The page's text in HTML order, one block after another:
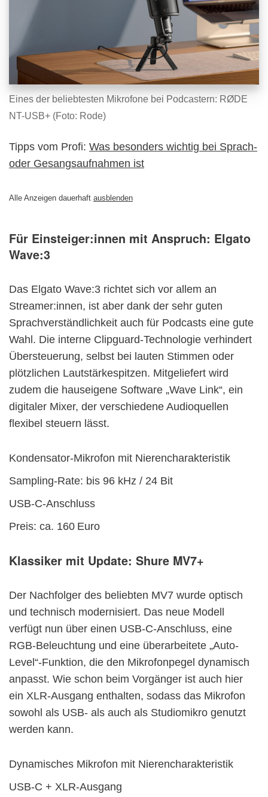
Eines der beliebtesten Mikrofone bei Podcastern: RØDE
NT-USB+ (Foto: Rode)
Tipps vom Profi: Was besonders wichtig bei Sprach-
oder Gesangsaufnahmen ist
Alle Anzeigen dauerhaft ausblenden
Für Einsteiger:innen mit Anspruch: Elgato
Wave:3
Das Elgato Wave:3 richtet sich vor allem an
Streamer:innen, ist aber dank der sehr guten
Sprachverständlichkeit auch für Podcasts eine gute
Wahl. Die interne Clipguard-Technologie verhindert
Übersteuerung, selbst bei lauten Stimmen oder
plötzlichen Lautstärkespitzen. Mitgeliefert wird
zudem die hauseigene Software „Wave Link“, ein
digitaler Mixer, der verschiedene Audioquellen
flexibel steuern lässt.
Kondensator-Mikrofon mit Nierencharakteristik
Sampling-Rate: bis 96 kHz / 24 Bit
USB-C-Anschluss
Preis: ca. 160 Euro
Klassiker mit Update: Shure MV7+
Der Nachfolger des beliebten MV7 wurde optisch
und technisch modernisiert. Das neue Modell
verfügt nun über einen USB-C-Anschluss, eine
RGB-Beleuchtung und eine überarbeitete „Auto-
Level“-Funktion, die den Mikrofonpegel dynamisch
anpasst. Wie schon beim Vorgänger ist auch hier
ein XLR-Ausgang enthalten, sodass das Mikrofon
sowohl als USB- als auch als Studiomikro genutzt
werden kann.
Dynamisches Mikrofon mit Nierencharakteristik
USB-C + XLR-Ausgang